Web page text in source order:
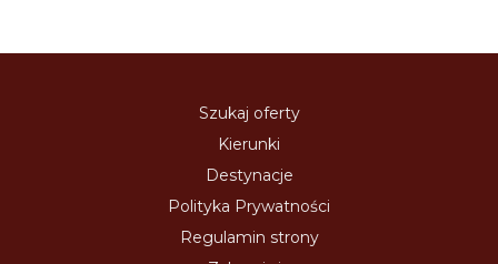
Szukaj oferty
Kierunki
Destynacje
Polityka Prywatności
Regulamin strony